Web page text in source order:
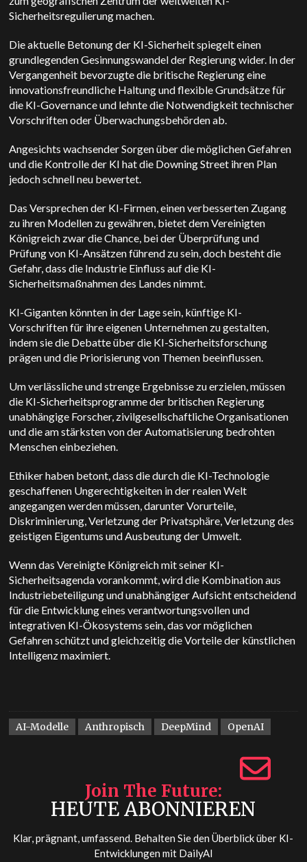
Sicherheitsregulierung machen.
Die aktuelle Betonung der KI-Sicherheit spiegelt einen
grundlegenden Gesinnungswandel der Regierung wider. In der
Vergangenheit bevorzugte die britische Regierung eine
innovationsfreundliche Haltung und flexible Grundsätze für
die KI-Governance und lehnte die Notwendigkeit technischer
Vorschriften oder Überwachungsbehörden ab.
Angesichts wachsender Sorgen über die möglichen Gefahren
und die Kontrolle der KI hat die Downing Street ihren Plan
jedoch schnell neu bewertet.
Das Versprechen der KI-Firmen, einen verbesserten Zugang
zu ihren Modellen zu gewähren, bietet dem Vereinigten
Königreich zwar die Chance, bei der Überprüfung und
Prüfung von KI-Ansätzen führend zu sein, doch besteht die
Gefahr, dass die Industrie Einfluss auf die KI-
Sicherheitsmaßnahmen des Landes nimmt.
KI-Giganten könnten in der Lage sein, künftige KI-
Vorschriften für ihre eigenen Unternehmen zu gestalten,
indem sie die Debatte über die KI-Sicherheitsforschung
prägen und die Priorisierung von Themen beeinflussen.
Um verlässliche und strenge Ergebnisse zu erzielen, müssen
die KI-Sicherheitsprogramme der britischen Regierung
unabhängige Forscher, zivilgesellschaftliche Organisationen
und die am stärksten von der Automatisierung bedrohten
Menschen einbeziehen.
Ethiker haben betont, dass die durch die KI-Technologie
geschaffenen Ungerechtigkeiten in der realen Welt
angegangen werden müssen, darunter Vorurteile,
Diskriminierung, Verletzung der Privatsphäre, Verletzung des
geistigen Eigentums und Ausbeutung der Umwelt.
Wenn das Vereinigte Königreich mit seiner KI-
Sicherheitsagenda vorankommt, wird die Kombination aus
Industriebeteiligung und unabhängiger Aufsicht entscheidend
für die Entwicklung eines verantwortungsvollen und
integrativen KI-Ökosystems sein, das vor möglichen
Gefahren schützt und gleichzeitig die Vorteile der künstlichen
Intelligenz maximiert.
AI-Modelle Anthropisch DeepMind OpenAI
Join The Future
HEUTE ABONNIEREN
Klar, prägnant, umfassend. Behalten Sie den Überblick über KI-
Entwicklungen mit DailyAI